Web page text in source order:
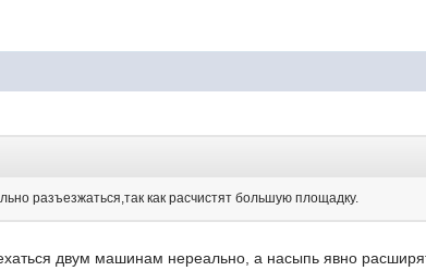
разъезжаться,так как расчистят большую площадку.
двум машинам нереально, а насыпь явно